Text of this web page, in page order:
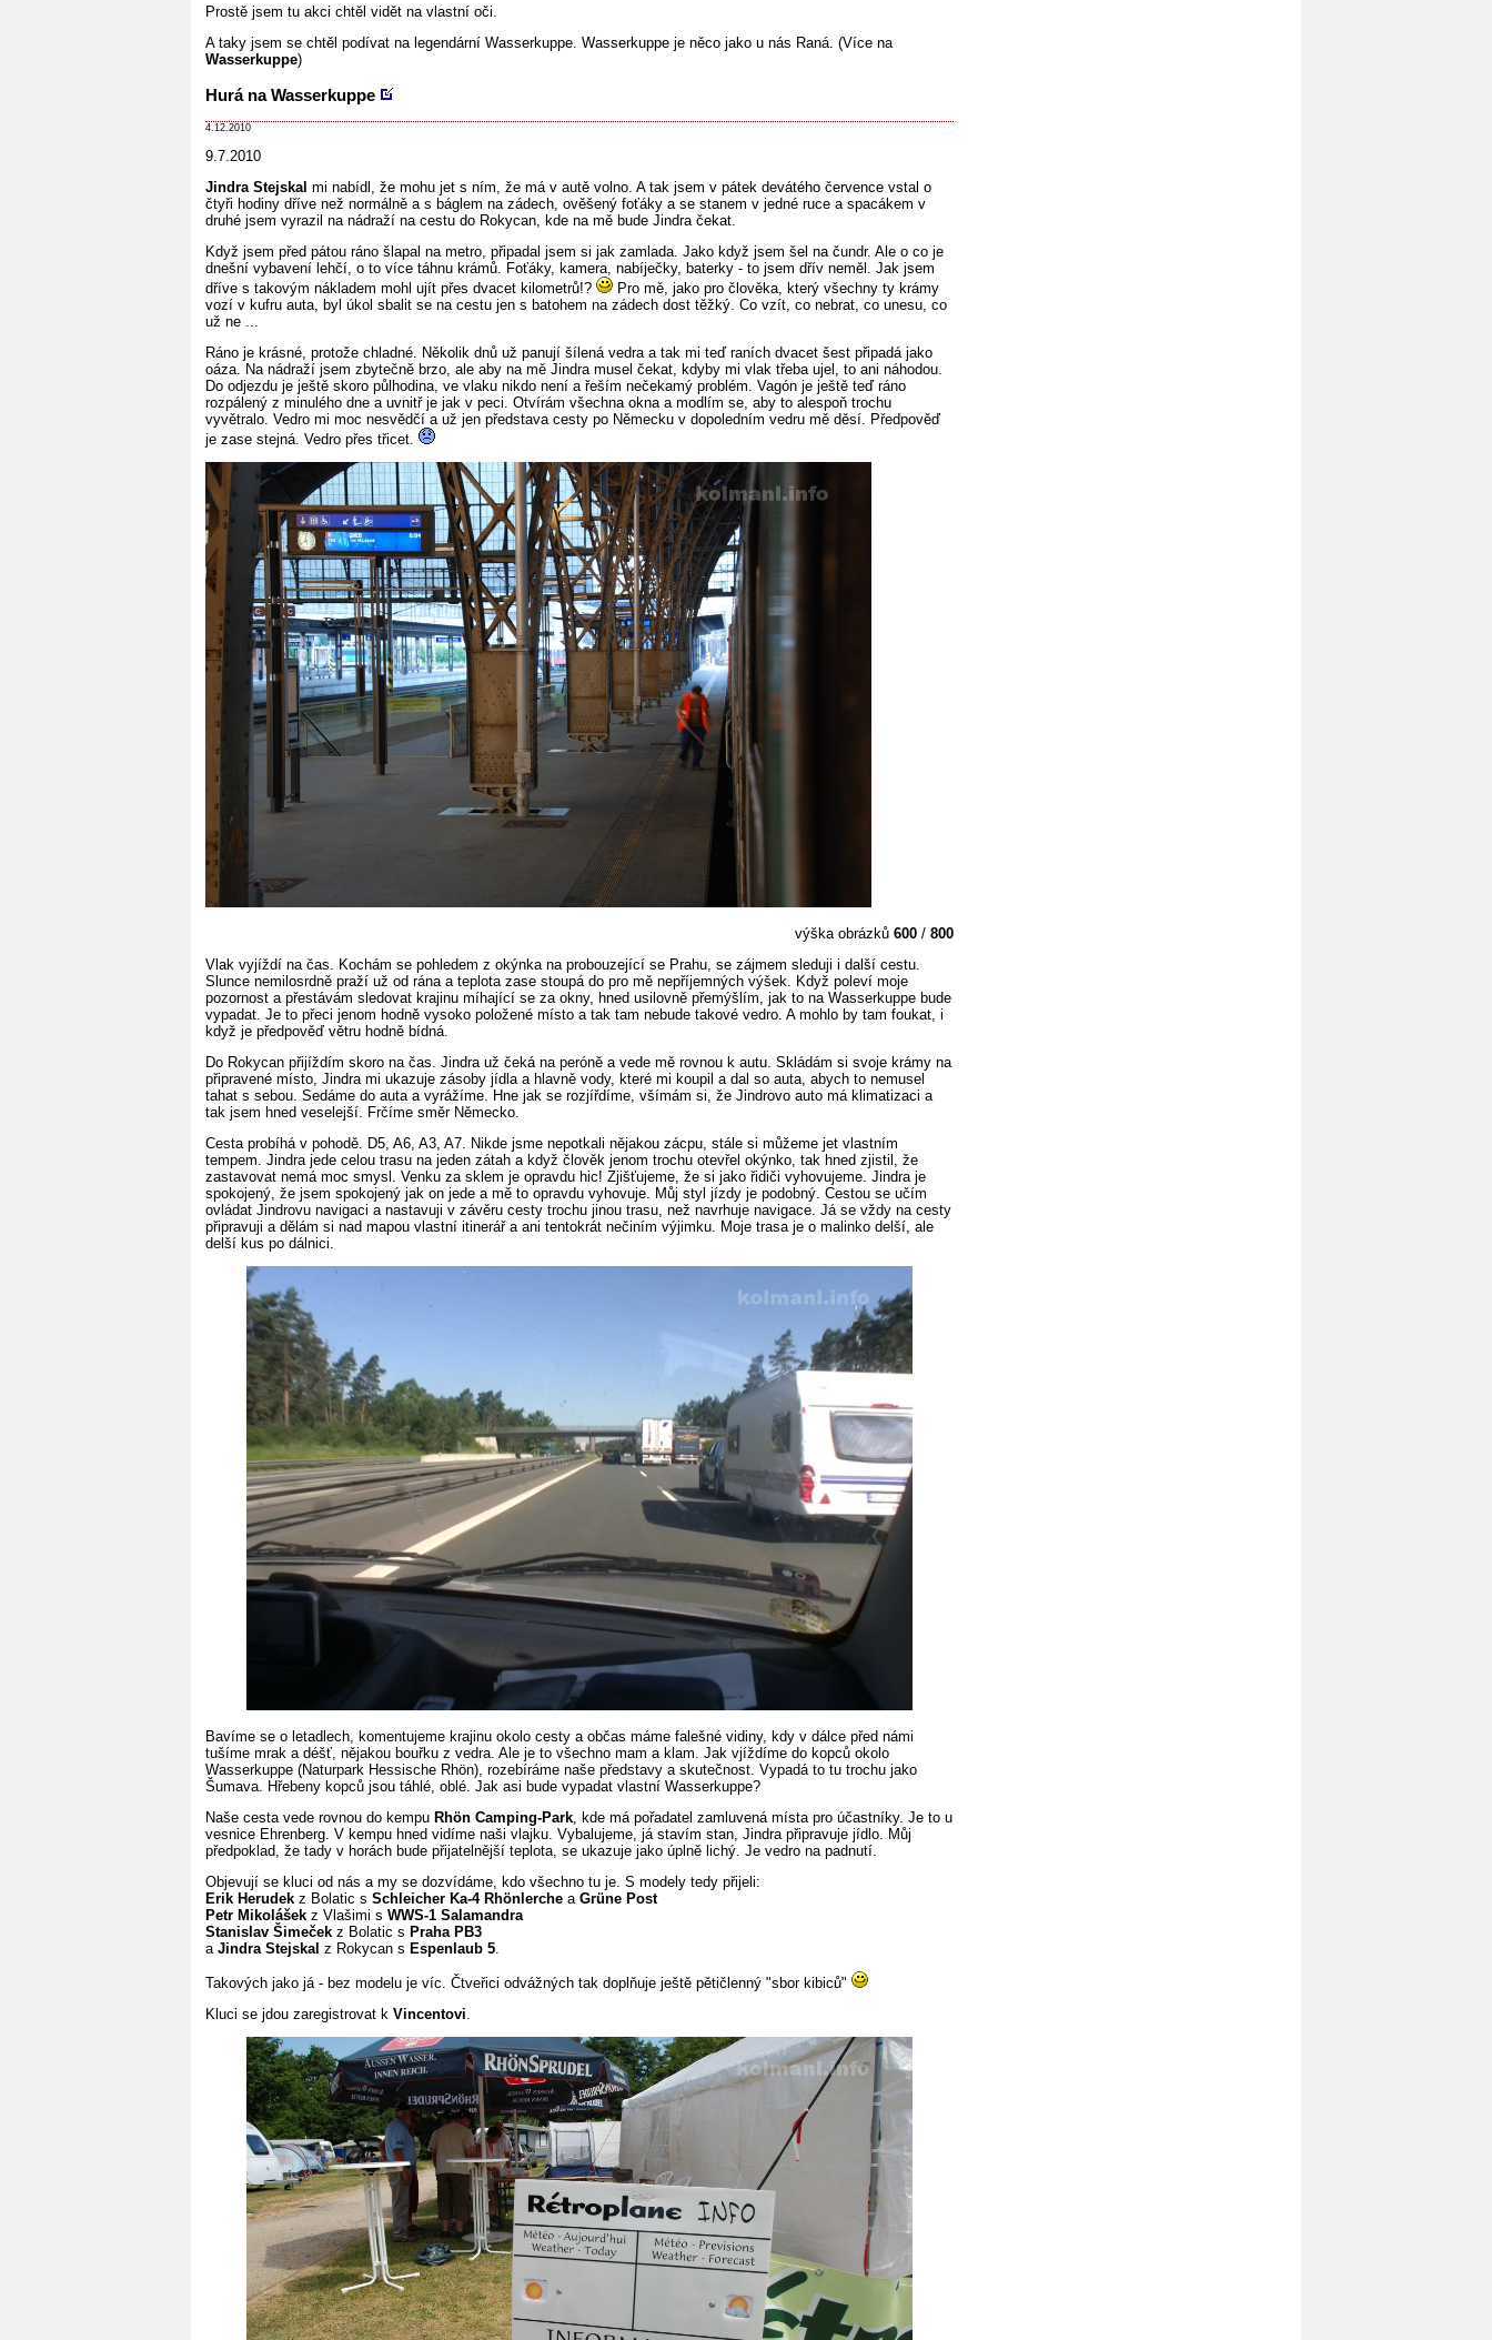
Prostě jsem tu akci chtěl vidět na vlastní oči.
A taky jsem se chtěl podívat na legendární Wasserkuppe. Wasserkuppe je něco jako u nás Raná. (Více na
Wasserkuppe)
Hurá na Wasserkuppe
4.12.2010
9.7.2010
Jindra Stejskal mi nabídl, že mohu jet s ním, že má v autě volno. A tak jsem v pátek devátého července vstal o
čtyři hodiny dříve než normálně a s báglem na zádech, ověšený foťáky a se stanem v jedné ruce a spacákem v
druhé jsem vyrazil na nádraží na cestu do Rokycan, kde na mě bude Jindra čekat.
Když jsem před pátou ráno šlapal na metro, připadal jsem si jak zamlada. Jako když jsem šel na čundr. Ale o co je
dnešní vybavení lehčí, o to více táhnu krámů. Foťáky, kamera, nabíječky, baterky - to jsem dřív neměl. Jak jsem
dříve s takovým nákladem mohl ujít přes dvacet kilometrů!?
Pro mě, jako pro člověka, který všechny ty krámy
vozí v kufru auta, byl úkol sbalit se na cestu jen s batohem na zádech dost těžký. Co vzít, co nebrat, co unesu, co
už ne ...
Ráno je krásné, protože chladné. Několik dnů už panují šílená vedra a tak mi teď raních dvacet šest připadá jako
oáza. Na nádraží jsem zbytečně brzo, ale aby na mě Jindra musel čekat, kdyby mi vlak třeba ujel, to ani náhodou.
Do odjezdu je ještě skoro půlhodina, ve vlaku nikdo není a řeším nečekamý problém. Vagón je ještě teď ráno
rozpálený z minulého dne a uvnitř je jak v peci. Otvírám všechna okna a modlím se, aby to alespoň trochu
vyvětralo. Vedro mi moc nesvědčí a už jen představa cesty po Německu v dopoledním vedru mě děsí. Předpověď
je zase stejná. Vedro přes třicet.
výška obrázků 600 / 800
Vlak vyjíždí na čas. Kochám se pohledem z okýnka na probouzející se Prahu, se zájmem sleduji i další cestu.
Slunce nemilosrdně praží už od rána a teplota zase stoupá do pro mě nepříjemných výšek. Když poleví moje
pozornost a přestávám sledovat krajinu míhající se za okny, hned usilovně přemýšlím, jak to na Wasserkuppe bude
vypadat. Je to přeci jenom hodně vysoko položené místo a tak tam nebude takové vedro. A mohlo by tam foukat, i
když je předpověď větru hodně bídná.
Do Rokycan přijíždím skoro na čas. Jindra už čeká na peróně a vede mě rovnou k autu. Skládám si svoje krámy na
připravené místo, Jindra mi ukazuje zásoby jídla a hlavně vody, které mi koupil a dal so auta, abych to nemusel
tahat s sebou. Sedáme do auta a vyrážíme. Hne jak se rozjířdíme, všímám si, že Jindrovo auto má klimatizaci a
tak jsem hned veselejší. Frčíme směr Německo.
Cesta probíhá v pohodě. D5, A6, A3, A7. Nikde jsme nepotkali nějakou zácpu, stále si můžeme jet vlastním
tempem. Jindra jede celou trasu na jeden zátah a když člověk jenom trochu otevřel okýnko, tak hned zjistil, že
zastavovat nemá moc smysl. Venku za sklem je opravdu hic! Zjišťujeme, že si jako řidiči vyhovujeme. Jindra je
spokojený, že jsem spokojený jak on jede a mě to opravdu vyhovuje. Můj styl jízdy je podobný. Cestou se učím
ovládat Jindrovu navigaci a nastavuji v závěru cesty trochu jinou trasu, než navrhuje navigace. Já se vždy na cesty
připravuji a dělám si nad mapou vlastní itinerář a ani tentokrát nečiním výjimku. Moje trasa je o malinko delší, ale
delší kus po dálnici.
Bavíme se o letadlech, komentujeme krajinu okolo cesty a občas máme falešné vidiny, kdy v dálce před námi
tušíme mrak a déšť, nějakou bouřku z vedra. Ale je to všechno mam a klam. Jak vjíždíme do kopců okolo
Wasserkuppe (Naturpark Hessische Rhön), rozebíráme naše představy a skutečnost. Vypadá to tu trochu jako
Šumava. Hřebeny kopců jsou táhlé, oblé. Jak asi bude vypadat vlastní Wasserkuppe?
Naše cesta vede rovnou do kempu Rhön Camping-Park, kde má pořadatel zamluvená místa pro účastníky. Je to u
vesnice Ehrenberg. V kempu hned vidíme naši vlajku. Vybalujeme, já stavím stan, Jindra připravuje jídlo. Můj
předpoklad, že tady v horách bude přijatelnější teplota, se ukazuje jako úplně lichý. Je vedro na padnutí.
Objevují se kluci od nás a my se dozvídáme, kdo všechno tu je. S modely tedy přijeli:
Erik Herudek z Bolatic s Schleicher Ka-4 Rhönlerche a Grüne Post
Petr Mikolášek z Vlašimi s WWS-1 Salamandra
Stanislav Šimeček z Bolatic s Praha PB3
a Jindra Stejskal z Rokycan s Espenlaub 5.
Takových jako já - bez modelu je víc. Čtveřici odvážných tak doplňuje ještě pětičlenný "sbor kibiců"
Kluci se jdou zaregistrovat k Vincentovi.